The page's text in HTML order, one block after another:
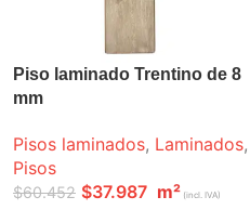
Piso laminado Trentino de 8
mm
Pisos laminados, Laminados,
Pisos
$60.452 $37.987 m² (incl. IVA)